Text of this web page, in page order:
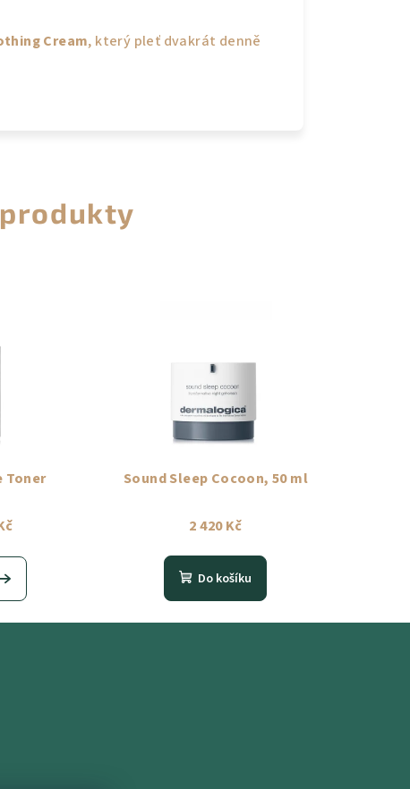
Cream, který pleť dvakrát denně
Toner Sound Sleep Cocoon, 50 ml
2 420 Kč
Do košíku